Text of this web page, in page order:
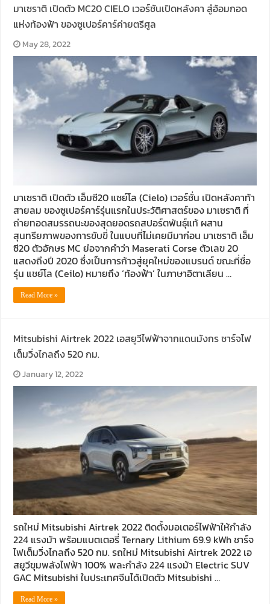
มาเซราติ เปิดตัว MC20 CIELO เวอร์ชันเปิดหลังคา สู่อ้อมกอด
แห่งท้องฟ้า ของซูเปอร์คาร์ค่ายตรีศูล
May 28, 2022
มาเซราติ เปิดตัว เอ็มซี20 แชย์โล (Cielo) เวอร์ชั่น เปิดหลังคาท้า
สายลม ของซูเปอร์คาร์รุ่นแรกในประวัติศาสตร์ของ มาเซราติ ที่
ถ่ายทอดสมรรถนะของสุดยอดรถสปอร์ตพันธุ์แท้ ผสาน
สุนทรียภาพของการขับขี่ ในแบบที่ไม่เคยมีมาก่อน มาเซราติ เอ็ม
ซี20 ตัวอักษร MC ย่อจากคำว่า Maserati Corse ตัวเลข 20
แสดงถึงปี 2020 ซึ่งเป็นการก้าวสู่ยุคใหม่ของแบรนด์ ขณะที่ชื่อ
รุ่น แชย์โล (Ceilo) หมายถึง ‘ท้องฟ้า’ ในภาษาอิตาเลียน …
Read More »
Mitsubishi Airtrek 2022 เอสยูวีไฟฟ้าจากแดนมังกร ชาร์จไฟ
เต็มวิ่งไกลถึง 520 กม.
January 12, 2022
รถใหม่ Mitsubishi Airtrek 2022 ติดตั้งมอเตอร์ไฟฟ้าให้กำลัง
224 แรงม้า พร้อมแบตเตอรี่ Ternary Lithium 69.9 kWh ชาร์จ
ไฟเต็มวิ่งไกลถึง 520 กม. รถใหม่ Mitsubishi Airtrek 2022 เอ
สยูวีขุมพลังไฟฟ้า 100% พละกำลัง 224 แรงม้า Electric SUV
GAC Mitsubishi ในประเทศจีนได้เปิดตัว Mitsubishi …
Read More »